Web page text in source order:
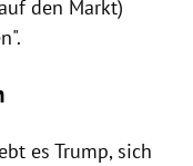
den Markt)
es Trump, sich